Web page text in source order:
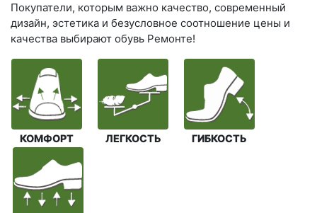
Покупатели, которым важно качество, современный
дизайн, эстетика и безусловное соотношение цены и
качества выбирают обувь Ремонте!
КОМФОРТ ЛЕГКОСТЬ ГИБКОСТЬ